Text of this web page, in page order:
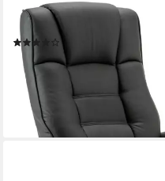
TV-Sessel M Relaxsessel
Relaxsessel mit Hocker), mit
(68)
229,99 € UVP 249,99 €
-8%
lieferbar - in 3-4 Werktagen bei dir